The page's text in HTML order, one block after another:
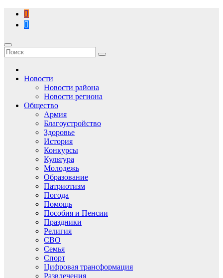
Перейти
содержимому
Новости
Новости района
Новости региона
Общество
Армия
Благоустройство
Здоровье
История
Конкурсы
Культура
Молодежь
Образование
Патриотизм
Погода
Помощь
Пособия и Пенсии
Праздники
Религия
СВО
Семья
Спорт
Цифровая трансформация
Развлечения